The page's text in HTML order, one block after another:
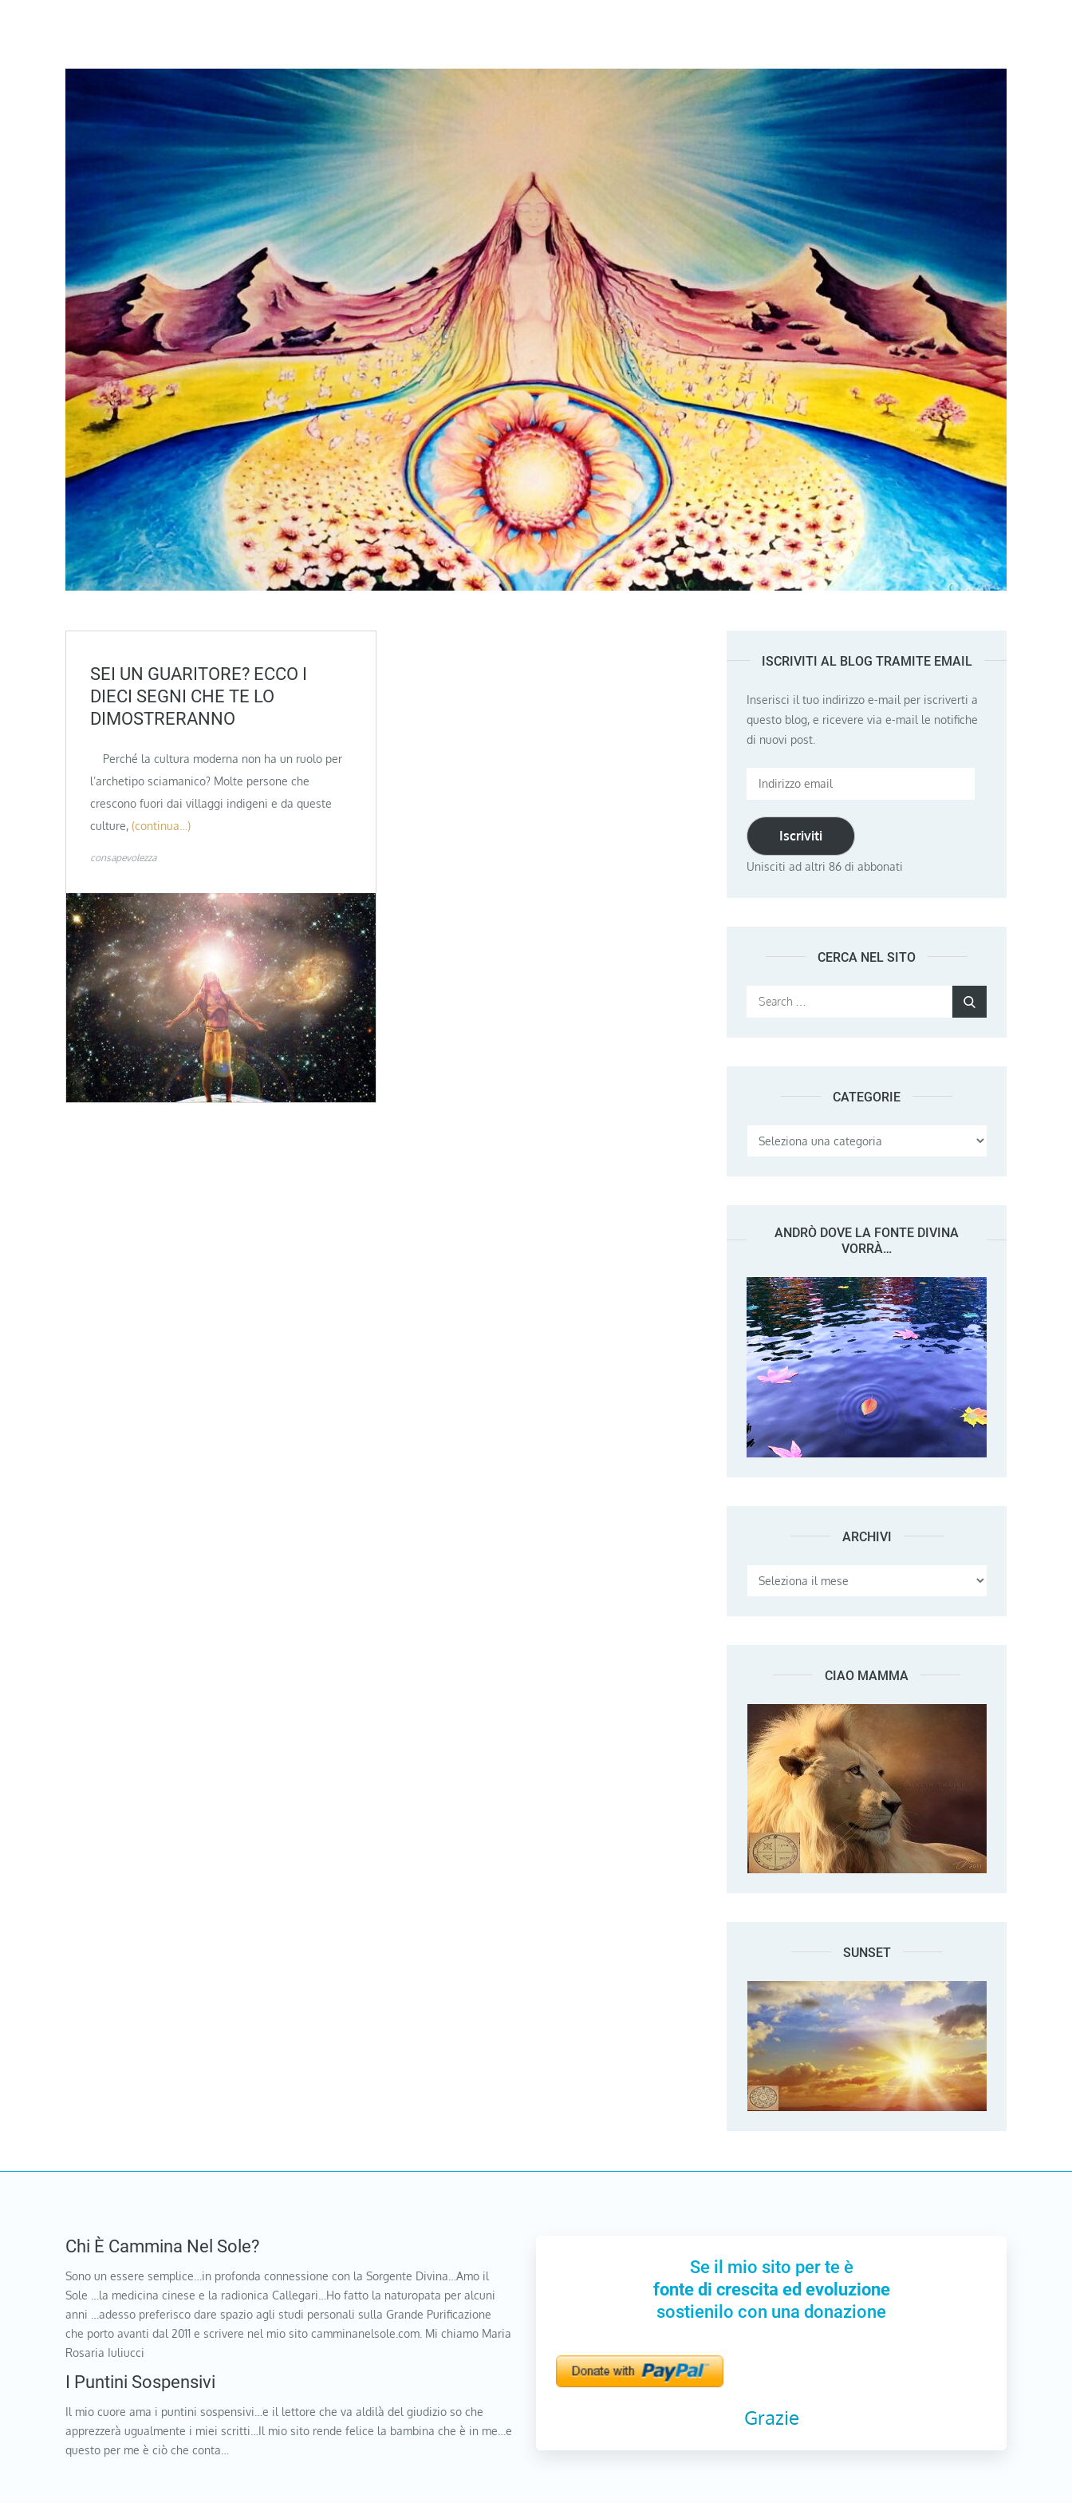
SEI UN GUARITORE? ECCO I
DIECI SEGNI CHE TE LO
DIMOSTRERANNO
Perché la cultura moderna non ha un ruolo per
l’archetipo sciamanico? Molte persone che
crescono fuori dai villaggi indigeni e da queste
culture, (continua…)
consapevolezza
ISCRIVITI AL BLOG TRAMITE EMAIL
Inserisci il tuo indirizzo e-mail per iscriverti a
questo blog, e ricevere via e-mail le notifiche
di nuovi post.
Indirizzo
Iscriviti
Unisciti ad altri 86 di abbonati
CERCA NEL SITO
Search
CATEGORIE
Categorie
ANDRÒ DOVE LA FONTE DIVINA
VORRÀ…
ARCHIVI Archivi
CIAO MAMMA
SUNSET
Chi È Cammina Nel Sole?
Sono un essere semplice…in profonda connessione con la Sorgente Divina…Amo il
Sole …la medicina cinese e la radionica Callegari…Ho fatto la naturopata per alcuni
anni …adesso preferisco dare spazio agli studi personali sulla Grande Purificazione
che porto avanti dal 2011 e scrivere nel mio sito camminanelsole.com. Mi chiamo Maria
Rosaria Iuliucci
I Puntini Sospensivi
Il mio cuore ama i puntini sospensivi…e il lettore che va aldilà del giudizio so che
apprezzerà ugualmente i miei scritti…Il mio sito rende felice la bambina che è in me…e
questo per me è ciò che conta…
Se il mio sito per te è
fonte di crescita ed evoluzione
sostienilo con una donazione
Grazie